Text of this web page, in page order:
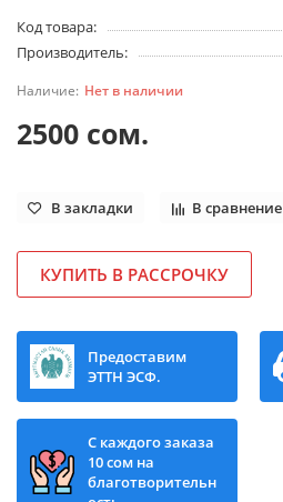
Код товара:
Производитель:
Нет в наличии
2500 сом.
В закладки В сравнение
КУПИТЬ В РАССРОЧКУ
Предоставим
ЭТТН ЭСФ.
С каждого заказа
10 сом на
благотворительн